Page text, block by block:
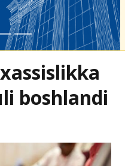
boshlandi